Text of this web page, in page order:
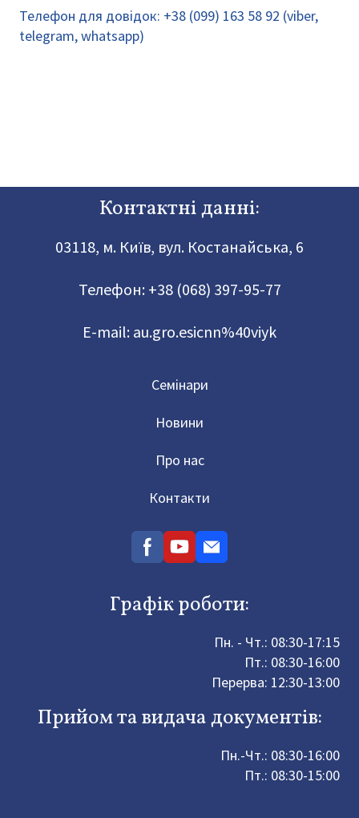
Телефон для довідок: +38 (099) 163 58 92 (viber,
telegram, whatsapp)
Контактні данні:
03118, м. Київ, вул. Костанайська, 6
Телефон: +38 (068) 397-95-77
E-mail: au.gro.esicnn%40viyk
Семінари
Новини
Про нас
Контакти
Графік роботи:
Пн. - Чт.: 08:30-17:15
Пт.: 08:30-16:00
Перерва: 12:30-13:00
Прийом та видача документів:
Пн.-Чт.: 08:30-16:00
Пт.: 08:30-15:00